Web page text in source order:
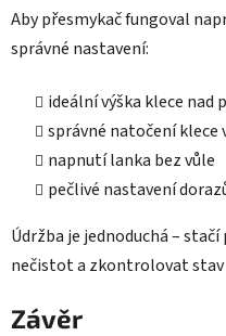
Aby přesmykač fungoval
správné nastavení:
ideální výška klece nad
správné natočení klece
napnutí lanka bez vůle
pečlivé nastavení
Údržba je jednoduchá –
nečistot a zkontrolovat stav
Závěr